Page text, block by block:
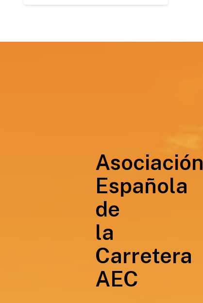
Asociación
Española
de
la
Carretera
AEC